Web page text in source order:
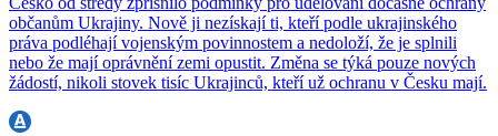
občanům Ukrajiny. Nově ji nezískají ti, kteří podle ukrajinského
práva podléhají vojenským povinnostem a nedoloží, že je splnili
nebo že mají oprávnění zemi opustit. Změna se týká pouze nových
žádostí, nikoli stovek tisíc Ukrajinců, kteří už ochranu v Česku mají.